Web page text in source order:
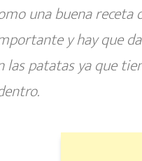
una buenareceta
y hay que
las patatas ya que